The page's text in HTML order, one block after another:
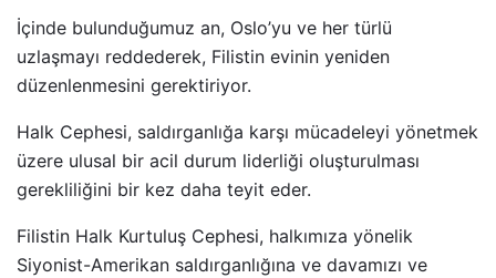
İçinde bulunduğumuz an, Oslo’yu ve her türlü
uzlaşmayı reddederek, Filistin evinin yeniden
düzenlenmesini gerektiriyor.
Halk Cephesi, saldırganlığa karşı mücadeleyi yönetmek
üzere ulusal bir acil durum liderliği oluşturulması
gerekliliğini bir kez daha teyit eder.
Filistin Halk Kurtuluş Cephesi, halkımıza yönelik
Siyonist-Amerikan saldırganlığına ve davamızı ve